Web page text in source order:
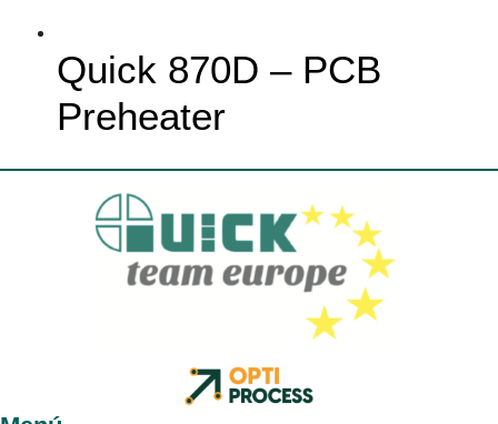
Quick 870D – PCB
Preheater